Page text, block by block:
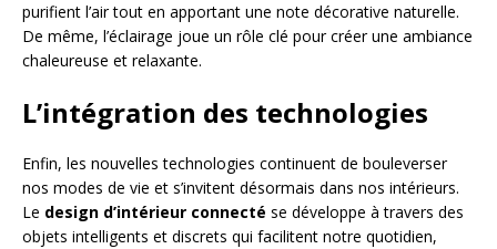
purifient l’air tout en apportant une note décorative naturelle.
De même, l’éclairage joue un rôle clé pour créer une ambiance
chaleureuse et relaxante.
L’intégration des technologies
Enfin, les nouvelles technologies continuent de bouleverser
nos modes de vie et s’invitent désormais dans nos intérieurs.
Le design d’intérieur connecté se développe à travers des
objets intelligents et discrets qui facilitent notre quotidien,